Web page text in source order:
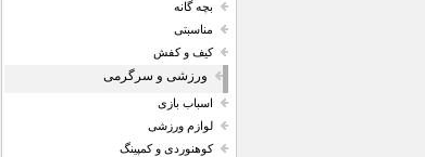
بچه گانه
مناسبتی
کیف و کفش
ورزشی و سرگرمی
اسباب بازی
لوازم ورزشی
کوهنوردی و کمپینگ